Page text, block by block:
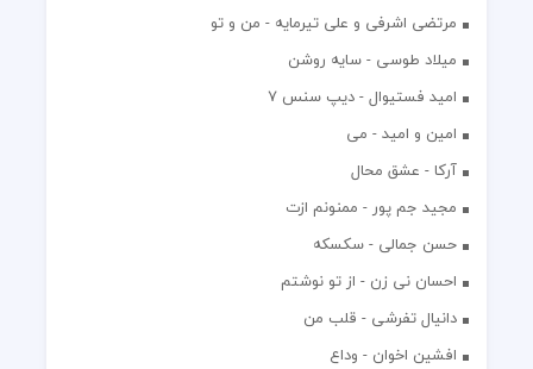
مرتضی اشرفی و علی تیرمایه - من و تو
میلاد طوسی - سایه روشن
اميد فستيوال - ديپ سنس ۷
امین و امید - می
آرکا - عشق محال
مجید جم پور - ممنونم ازت
حسن جمالی - سکسکه
احسان نی زن - از تو نوشتم
دانیال تفرشی - قلب من
افشين اخوان - وداع